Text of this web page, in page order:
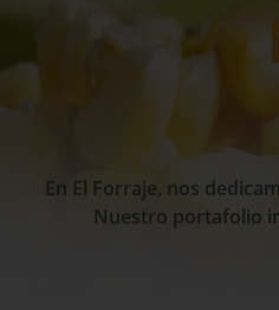
En El Forraje, nos
Nuestro portafolio